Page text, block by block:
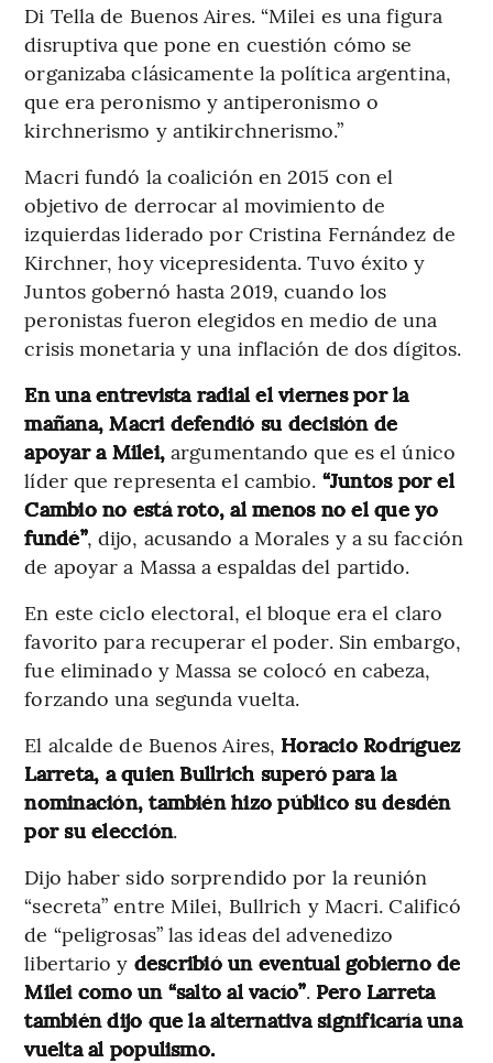
Di Tella de Buenos Aires. “Milei es una figura
disruptiva que pone en cuestión cómo se
organizaba clásicamente la política argentina,
que era peronismo y antiperonismo o
kirchnerismo y antikirchnerismo.”
Macri fundó la coalición en 2015 con el
objetivo de derrocar al movimiento de
izquierdas liderado por Cristina Fernández de
Kirchner, hoy vicepresidenta. Tuvo éxito y
Juntos gobernó hasta 2019, cuando los
peronistas fueron elegidos en medio de una
crisis monetaria y una inflación de dos dígitos.
En una entrevista radial el viernes por la
mañana, Macri defendió su decisión de
apoyar a Milei, argumentando que es el único
líder que representa el cambio. “Juntos por el
Cambio no está roto, al menos no el que yo
fundé”, dijo, acusando a Morales y a su facción
de apoyar a Massa a espaldas del partido.
En este ciclo electoral, el bloque era el claro
favorito para recuperar el poder. Sin embargo,
fue eliminado y Massa se colocó en cabeza,
forzando una segunda vuelta.
El alcalde de Buenos Aires, Horacio Rodríguez
Larreta, a quien Bullrich superó para la
nominación, también hizo público su desdén
por su elección.
Dijo haber sido sorprendido por la reunión
“secreta” entre Milei, Bullrich y Macri. Calificó
de “peligrosas” las ideas del advenedizo
libertario y describió un eventual gobierno de
Milei como un “salto al vacío”. Pero Larreta
también dijo que la alternativa significaría una
vuelta al populismo.